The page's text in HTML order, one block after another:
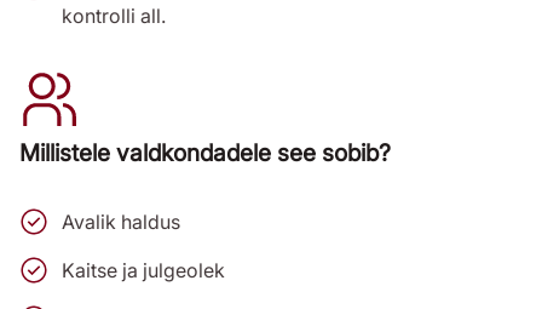
kontrolli all.
Millistele valdkondadele see sobib?
Avalik haldus
Kaitse ja julgeolek